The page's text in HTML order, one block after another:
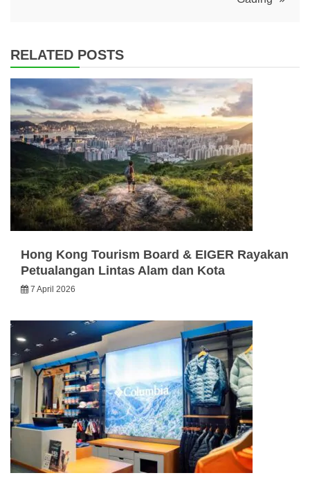
RELATED POSTS
Hong Kong Tourism Board & EIGER Rayakan
Petualangan Lintas Alam dan Kota
7 April 2026